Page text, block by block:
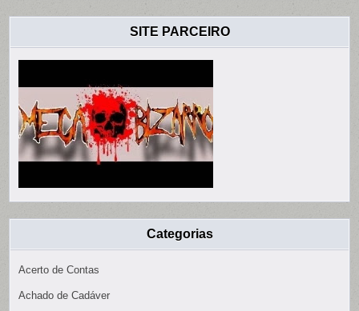
SITE PARCEIRO
Categorias
Acerto de Contas
Achado de Cadáver